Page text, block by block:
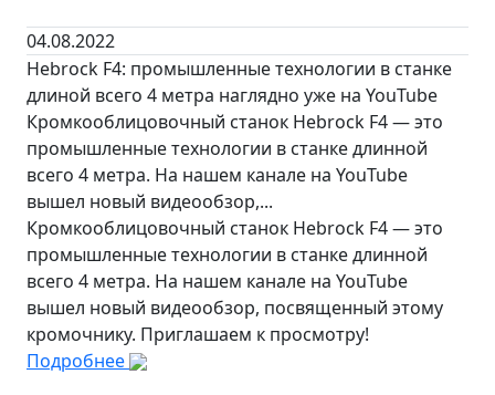
04.08.2022
Hebrock F4: промышленные технологии в станке
длиной всего 4 метра наглядно уже на YouTube
Кромкооблицовочный станок Hebrock F4 — это
промышленные технологии в станке длинной
всего 4 метра. На нашем канале на YouTube
вышел новый видеообзор,...
Кромкооблицовочный станок Hebrock F4 — это
промышленные технологии в станке длинной
всего 4 метра. На нашем канале на YouTube
вышел новый видеообзор, посвященный этому
кромочнику. Приглашаем к просмотру!
Подробнее